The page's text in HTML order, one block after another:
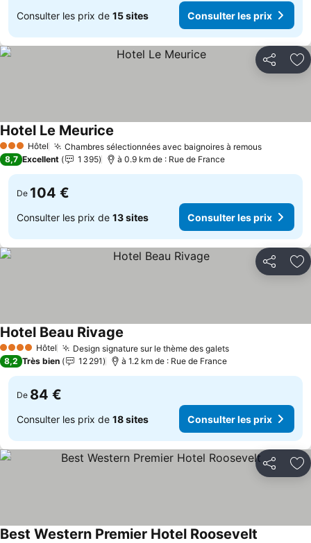
Consulter les prix de 15 sites Consulter les prix
Partager
3 ÉtoilesHôtel Chambres sélectionnées avec baignoires à remous
Hotel Le Meurice
8,7 Excellent 1 395 à 0.9 km de : Rue de France
De 104 €
Consulter les prix de 13 sites Consulter les prix
Partager
4 Étoiles Hôtel Design signature sur le thème des galets
Hotel Beau Rivage
8,2 Très bien 12 291 à 1.2 km de : Rue de France
De 84 €
Consulter les prix de 18 sites Consulter les prix
Partager
Best Western Premier Hotel Roosevelt